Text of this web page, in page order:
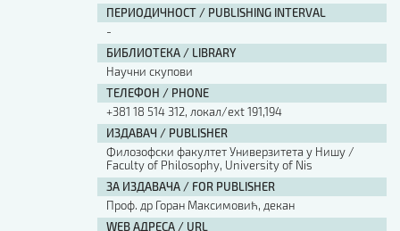
ПЕРИОДИЧНОСТ / PUBLISHING INTERVAL
-
БИБЛИОТЕКА / LIBRARY
Научни скупови
ТЕЛЕФОН / PHONE
+381 18 514 312, локал/ext 191,194
ИЗДАВАЧ / PUBLISHER
Филозофски факултет Универзитета у Нишу /
Faculty of Philosophy, University of Nis
ЗА ИЗДАВАЧА / FOR PUBLISHER
Проф. др Горан Максимовић, декан
WEB АДРЕСА / URL